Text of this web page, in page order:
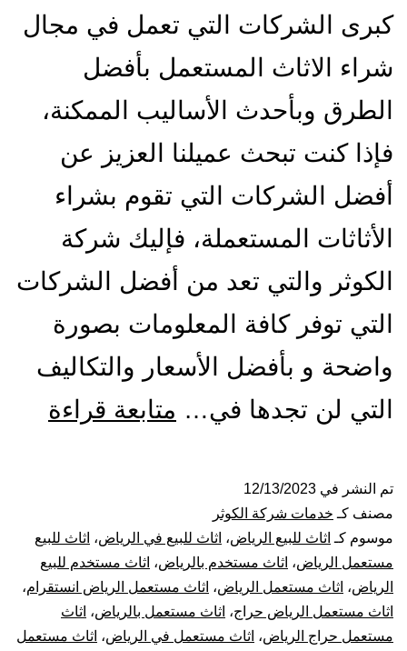
كبرى الشركات التي تعمل في مجال
شراء الاثاث المستعمل بأفضل
الطرق وبأحدث الأساليب الممكنة،
فإذا كنت تبحث عميلنا العزيز عن
أفضل الشركات التي تقوم بشراء
الأثاثات المستعملة، فإليك شركة
الكوثر والتي تعد من أفضل الشركات
التي توفر كافة المعلومات بصورة
واضحة و بأفضل الأسعار والتكاليف
التي لن تجدها في… متابعة قراءة
تم النشر في 12/13/2023
مصنف كـ خدمات شركة الكوثر
موسوم كـ اثاث للبيع الرياض، اثاث للبيع في الرياض، اثاث للبيع
مستعمل الرياض، اثاث مستخدم بالرياض، اثاث مستخدم للبيع
الرياض، اثاث مستعمل الرياض، اثاث مستعمل الرياض انستقرام،
اثاث مستعمل الرياض حراج، اثاث مستعمل بالرياض، اثاث
مستعمل حراج الرياض، اثاث مستعمل في الرياض، اثاث مستعمل